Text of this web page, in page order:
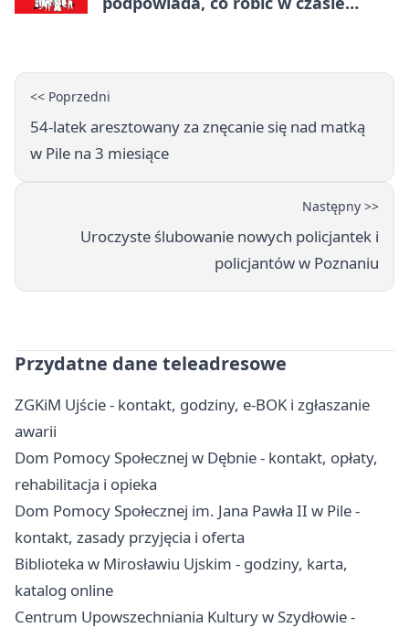
<< Poprzedni
54-latek aresztowany za znęcanie się nad matką
w Pile na 3 miesiące
Następny >>
Uroczyste ślubowanie nowych policjantek i
policjantów w Poznaniu
Przydatne dane teleadresowe
ZGKiM Ujście - kontakt, godziny, e-BOK i zgłaszanie
awarii
Dom Pomocy Społecznej w Dębnie - kontakt, opłaty,
rehabilitacja i opieka
Dom Pomocy Społecznej im. Jana Pawła II w Pile -
kontakt, zasady przyjęcia i oferta
Biblioteka w Mirosławiu Ujskim - godziny, karta,
katalog online
Centrum Upowszechniania Kultury w Szydłowie -